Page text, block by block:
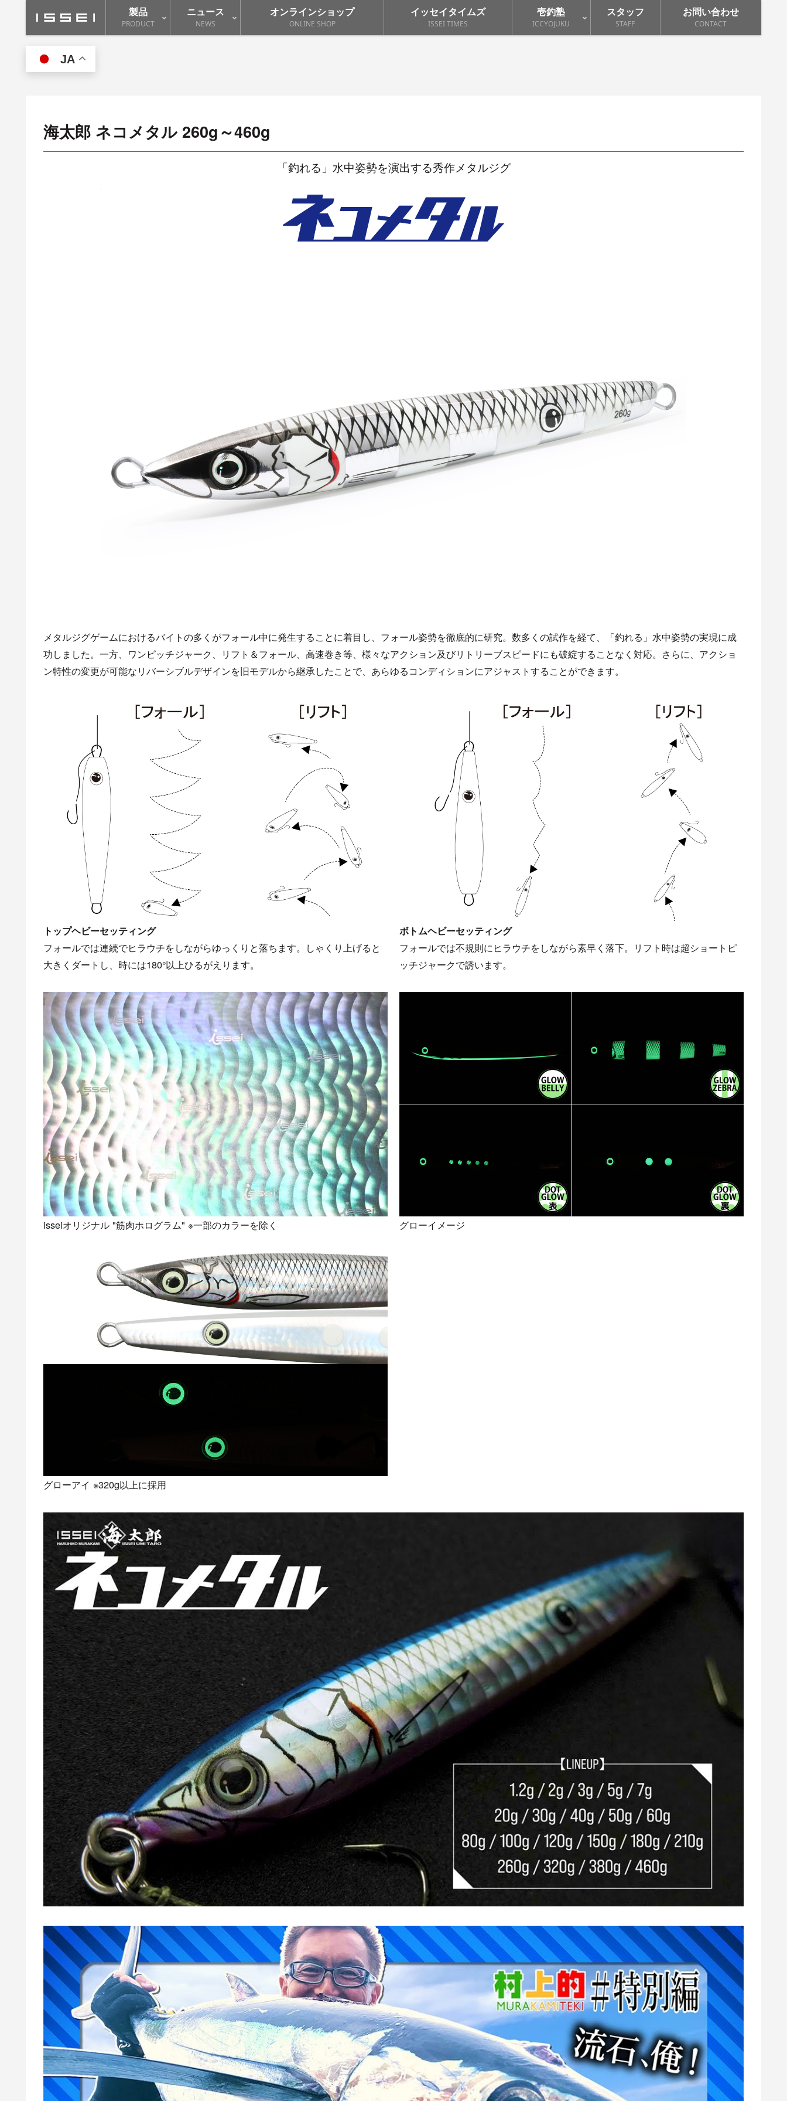
製品
PRODUCT
ニュース
NEWS
オンラインショップ
ONLINE SHOP
イッセイタイムズ
ISSEI TIMES
壱釣塾
ICCYOJUKU
スタッフ
STAFF
お問い合わせ
CONTACT
JA
海太郎 ネコメタル 260g～460g
「釣れる」水中姿勢を演出する秀作メタルジグ
メタルジグゲームにおけるバイトの多くがフォール中に発生することに着目し、フォール姿勢を徹底的に研究。数多くの試作を経て、「釣れる」水中姿勢の実現に成
功しました。一方、ワンピッチジャーク、リフト＆フォール、高速巻き等、様々なアクション及びリトリーブスピードにも破綻することなく対応。さらに、アクショ
ン特性の変更が可能なリバーシブルデザインを旧モデルから継承したことで、あらゆるコンディションにアジャストすることができます。
トップヘビーセッティング
フォールでは連続でヒラウチをしながらゆっくりと落ちます。しゃくり上げると
大きくダートし、時には180°以上ひるがえります。
ボトムヘビーセッティング
フォールでは不規則にヒラウチをしながら素早く落下。リフト時は超ショートピ
ッチジャークで誘います。
isseiオリジナル "筋肉ホログラム" ※一部のカラーを除く グローイメージ
グローアイ ※320g以上に採用